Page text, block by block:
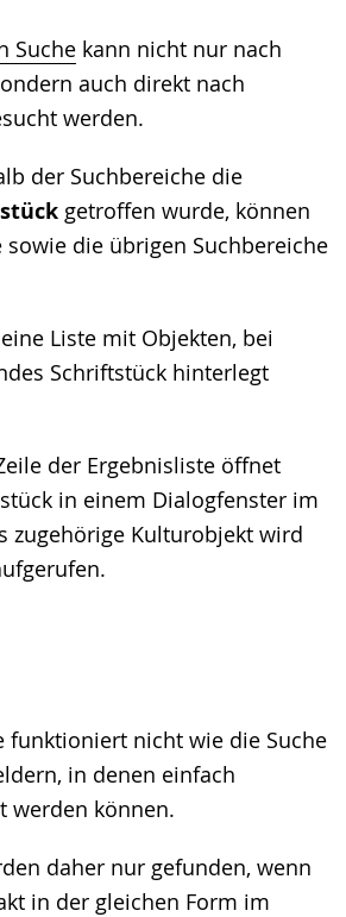
Suche kann nicht nur nach
auch direkt nach
werden.
der Suchbereiche die
getroffen wurde, können
die übrigen Suchbereiche
Liste mit Objekten, bei
Schriftstück hinterlegt
der Ergebnisliste öffnet
in einem Dialogfenster im
zugehörige Kulturobjekt wird
funktioniert nicht wie die Suche
in denen einfach
werden können.
daher nur gefunden, wenn
in der gleichen Form im